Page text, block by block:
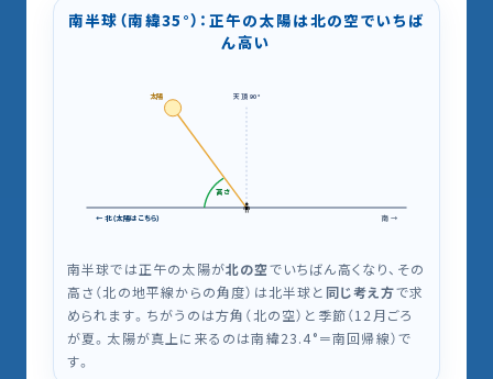
南半球（南緯35°）：正午の太陽は北の空でいちば
ん高い
← 北（太陽はこちら） 南 →
天頂 90°
太陽
高さ
🧍
南半球では正午の太陽が北の空でいちばん高くなり、その
高さ（北の地平線からの角度）は北半球と 同じ考え方で求
められます。ちがうのは方角（北の空）と季節（12月ごろ
が夏。太陽が真上に来るのは南緯23.4°＝南回帰線）で
す。